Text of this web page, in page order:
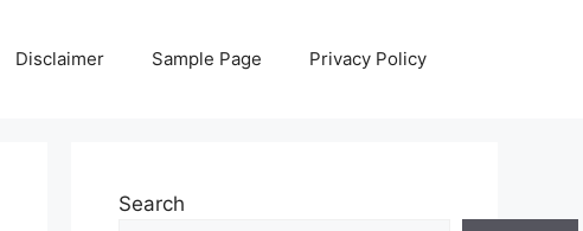
Disclaimer Sample Page Privacy Policy
Search